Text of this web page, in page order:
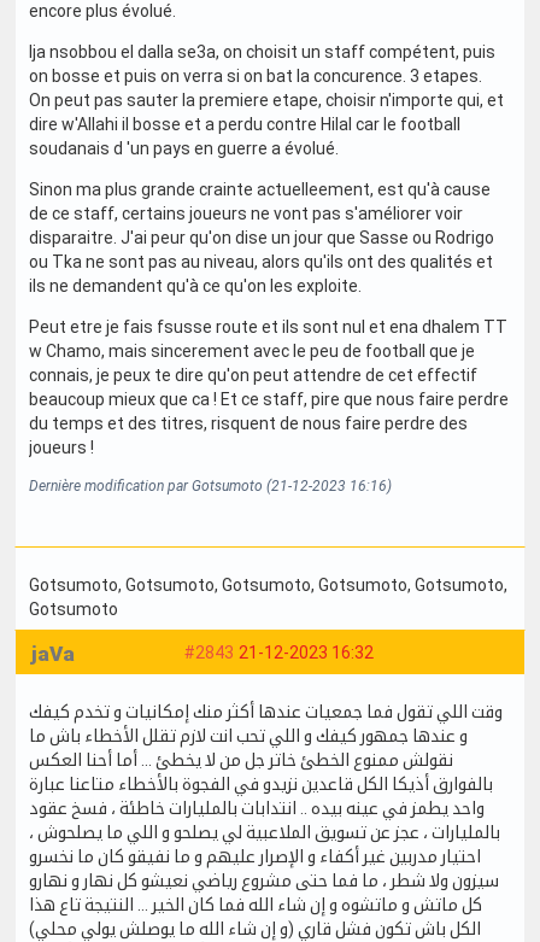
encore plus évolué.
Ija nsobbou el dalla se3a, on choisit un staff compétent, puis
on bosse et puis on verra si on bat la concurence. 3 etapes.
On peut pas sauter la premiere etape, choisir n'importe qui, et
dire w'Allahi il bosse et a perdu contre Hilal car le football
soudanais d 'un pays en guerre a évolué.
Sinon ma plus grande crainte actuelleement, est qu'à cause
de ce staff, certains joueurs ne vont pas s'améliorer voir
disparaitre. J'ai peur qu'on dise un jour que Sasse ou Rodrigo
ou Tka ne sont pas au niveau, alors qu'ils ont des qualités et
ils ne demandent qu'à ce qu'on les exploite.
Peut etre je fais fsusse route et ils sont nul et ena dhalem TT
w Chamo, mais sincerement avec le peu de football que je
connais, je peux te dire qu'on peut attendre de cet effectif
beaucoup mieux que ca ! Et ce staff, pire que nous faire perdre
du temps et des titres, risquent de nous faire perdre des
joueurs !
Dernière modification par Gotsumoto (21-12-2023 16:16)
Gotsumoto, Gotsumoto, Gotsumoto, Gotsumoto, Gotsumoto,
Gotsumoto
#2843 21-12-2023 16:32
jaVa
وقت اللي تقول فما جمعيات عندها أكثر منك إمكانيات و تخدم كيفك
و عندها جمهور كيفك و اللي تحب انت لازم تقلل الأخطاء باش ما
نقولش ممنوع الخطئ خاتر جل من لا يخطئ ... أما أحنا العكس
بالفوارق أذيكا الكل قاعدين نزيدو في الفجوة بالأخطاء متاعنا عبارة
واحد يطمز في عينه بيده .. انتدابات بالمليارات خاطئة ، فسخ عقود
بالمليارات ، عجز عن تسويق الملاعبية لي يصلحو و اللي ما يصلحوش ،
احتيار مدربين غير أكفاء و الإصرار عليهم و ما نفيقو كان ما نخسرو
سيزون ولا شطر ، ما فما حتى مشروع رياضي نعيشو كل نهار و نهارو
كل ماتش و ماتشوه و إن شاء الله فما كان الخير ... النتيجة تاع هذا
الكل باش تكون فشل قاري (و إن شاء الله ما يوصلش يولي محلي)